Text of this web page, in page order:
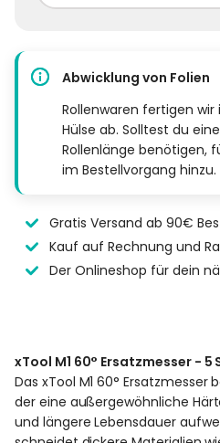
Abwicklung von Folien
Rollenwaren fertigen
Hülse ab. Solltest du
Rollenlänge benötigen,
im Bestellvorgang hinzu.
Gratis Versand ab 90€
Kauf auf Rechnung und
Der Onlineshop für dein
xTool M1 60° Ersatzmesser - 5
Das xTool M1 60°
der eine außergewöhnliche
und längere Lebensdauer